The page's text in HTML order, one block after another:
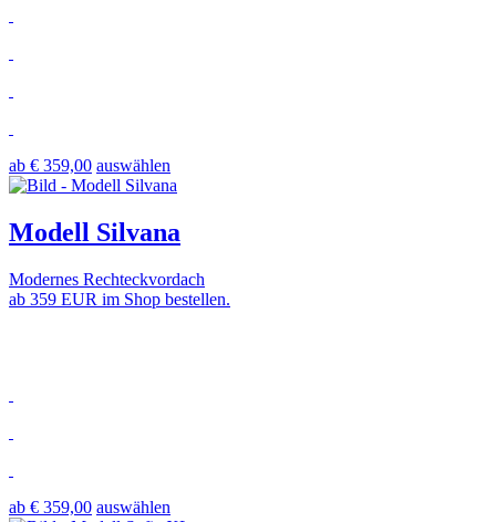
ab € 359,00 auswählen
Modell Silvana
Modernes Rechteckvordach
ab 359 EUR im Shop bestellen.
ab € 359,00 auswählen